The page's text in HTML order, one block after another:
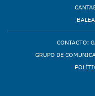
CONTACTO:
GRUPO DE